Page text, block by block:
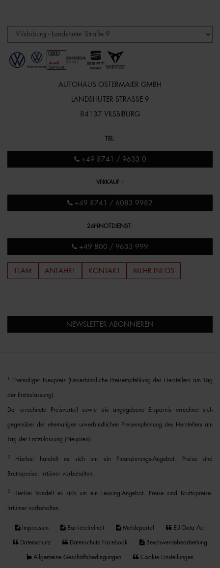
AUTOHAUS OSTERMAIER GMBH
LANDSHUTER STRASSE 9
84137 VILSBIBURG
TEL :
+49 8741 / 9633 0
VERKAUF :
+49 8741 / 6083 9982
24H-NOTDIENST:
+49 800 / 9633 999
TEAM ANFAHRT KONTAKT MEHR INFOS
NEWSLETTER ABONNIEREN
Ehemaliger Neupreis (Unverbindliche Preisempfehlung des Herstellers am Tag
der Erstzulassung).
Der errechnete Preisvorteil sowie die angegebene Ersparnis errechnet sich
gegenüber der ehemaligen unverbindlichen Preisempfehlung des Herstellers am
Tag der Erstzulassung (Neupreis).
2 Hierbei handelt es sich um ein Finanzierungs-Angebot. Preise sind
Bruttopreise. Irrtümer vorbehalten.
3 Hierbei handelt es sich um ein Leasing-Angebot. Preise sind Bruttopreise.
Irrtümer vorbehalten.
Impressum Barrierefreiheit Meldeportal EU Data Act
Datenschutz Datenschutz Facebook Beschwerdebearbeitung
Allgemeine Geschäftsbedingungen Cookie Einstellungen